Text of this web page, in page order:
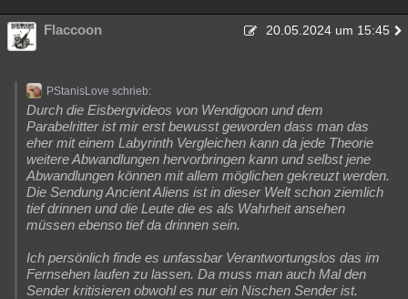
Flaccoon 20.05.2024 um 15:45
PStanisLove schrieb:
Durch die Eisbergvideos von Wendigoon und dem
Parabelritter ist mir erst bewusst geworden dass man das
eher mit einem Labyrinth Vergleichen kann da jede Theorie
weitere Abwandlungen hervorbringen kann und selbst jene
Abwandlungen können mit allem möglichen gekreuzt werden.
Die Sendung Ancient Aliens ist in dieser Welt schon ziemlich
tief drinnen und die Leute die es als Wahrheit ansehen
müssen ebenso tief da drinnen sein.
Ich persönlich finde es unfassbar Verantwortungslos das im
Fernsehen laufen zu lassen. Da muss man auch Mal den
Sender kritisieren obwohl es nur ein Nischen Sender ist.